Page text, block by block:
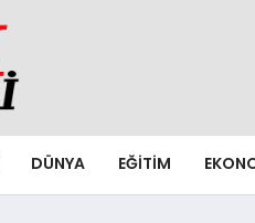
DÜNYA EĞITIM